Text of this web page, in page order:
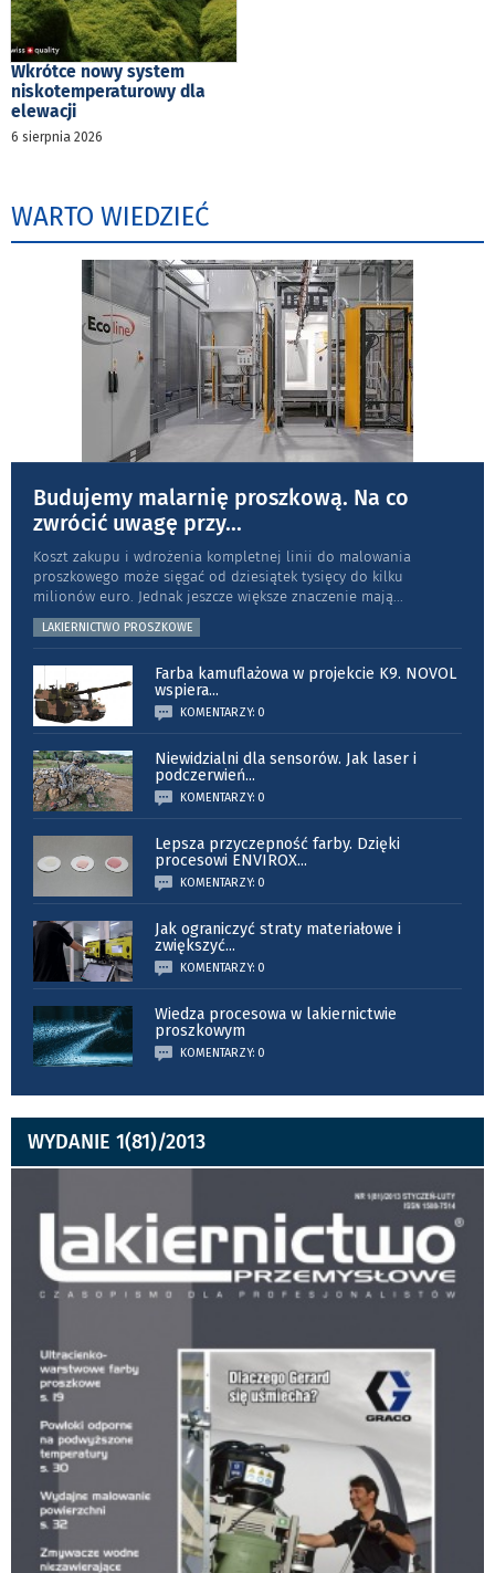
Wkrótce nowy system
niskotemperaturowy dla
elewacji
6 sierpnia 2026
WARTO WIEDZIEĆ
Budujemy malarnię proszkową. Na co
zwrócić uwagę przy...
Koszt zakupu i wdrożenia kompletnej linii do malowania
proszkowego może sięgać od dziesiątek tysięcy do kilku
milionów euro. Jednak jeszcze większe znaczenie mają...
LAKIERNICTWO PROSZKOWE
Farba kamuflażowa w projekcie K9. NOVOL
wspiera...
KOMENTARZY: 0
Niewidzialni dla sensorów. Jak laser i
podczerwień...
KOMENTARZY: 0
Lepsza przyczepność farby. Dzięki
procesowi ENVIROX...
KOMENTARZY: 0
Jak ograniczyć straty materiałowe i
zwiększyć...
KOMENTARZY: 0
Wiedza procesowa w lakiernictwie
proszkowym
KOMENTARZY: 0
WYDANIE 1(81)/2013